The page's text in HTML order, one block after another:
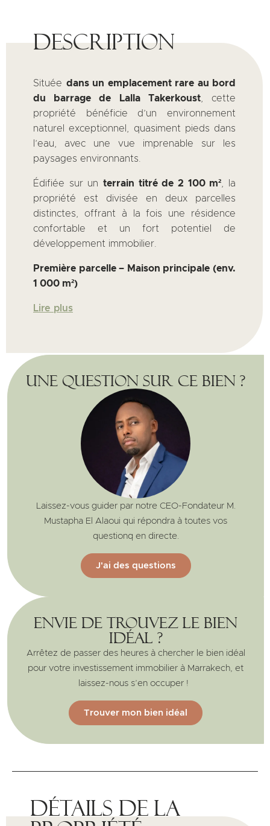
Description
Située dans un emplacement rare au bord
du barrage de Lalla Takerkoust, cette
propriété bénéficie d’un environnement
naturel exceptionnel, quasiment pieds dans
l’eau, avec une vue imprenable sur les
paysages environnants.
Édifiée sur un terrain titré de 2 100 m² , la
propriété est divisée en deux parcelles
distinctes, offrant à la fois une résidence
confortable et un fort potentiel de
développement immobilier.
Première parcelle – Maison principale (env.
1 000 m²)
Lire plus
Envie de trouvez le bien
idéal ?
Arrêtez de passer des heures à chercher le bien idéal
pour votre investissement immobilier à Marrakech, et
laissez-nous s’en occuper !
Trouver mon bien idéal
Une question sur ce bien ?
Laissez-vous guider par notre CEO-Fondateur M.
Mustapha El Alaoui qui répondra à toutes vos
questionq en directe.
J'ai des questions
Détails de la